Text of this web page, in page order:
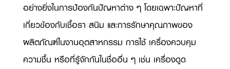
อย่างยิ่งในการป้องกันปัญหาต่าง ๆ โดยเฉพาะปัญหาที่
เกี่ยวข้องกับเชื้อรา สนิม และการรักษาคุณภาพของ
ผลิตภัณฑ์ในงานอุตสาหกรรม การใช้ เครื่องควบคุม
ความชื้น หรือที่รู้จักกันในชื่ออื่น ๆ เช่น เครื่องดูด